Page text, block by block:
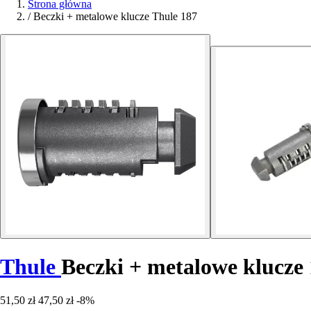
Strona główna
/ Beczki + metalowe klucze Thule 187
Thule Beczki + metalowe klucze
51,50 zł 47,50 zł -8%